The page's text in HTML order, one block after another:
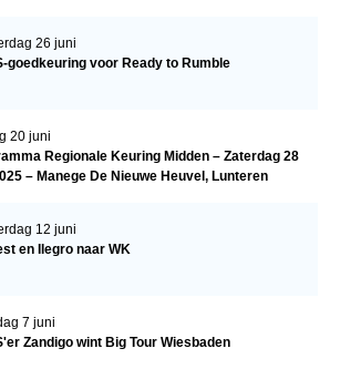
26 juni
goedkeuring voor Ready to Rumble
20 juni
Regionale Keuring Midden – Zaterdag 28
– Manege De Nieuwe Heuvel, Lunteren
12 juni
en Ilegro naar WK
7 juni
Zandigo wint Big Tour Wiesbaden